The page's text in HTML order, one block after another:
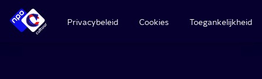
Privacybeleid Cookies Toegankelijkheid